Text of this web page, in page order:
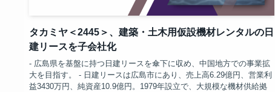
タカミヤ＜2445＞、建築・土木用仮設機材レンタルの日
建リースを子会社化
- 広島県を基盤に持つ日建リースを傘下に収め、中国地方での事業拡
大を目指す。 - 日建リースは広島市にあり、売上高6.29億円、営業利
益3430万円、純資産10.9億円。1979年設立で、大規模な機材供給拠